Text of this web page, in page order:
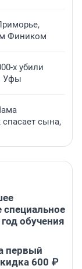
Фиником
х убили
Уфы
сына,
специальное
обучения
первый
600 ₽